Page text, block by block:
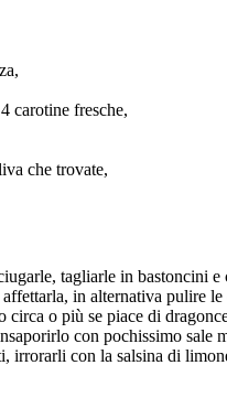
carotine fresche,
che trovate,
tagliarle in bastoncini
in alternativa pulire
o più se piace di
con pochissimo
irrorarli con la salsina di